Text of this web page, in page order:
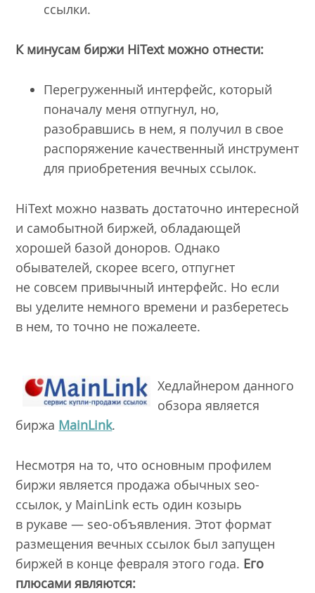
ссылки.
К минусам биржи HiTextможно отнести:
Перегруженный интерфейс, который
поначалу меня отпугнул, но,
разобравшись в нем, я получил в свое
распоряжение качественный инструмент
для приобретения вечных ссылок.
HiText можно назвать достаточно интересной
и самобытной биржей, обладающей
хорошей базой доноров. Однако
обывателей, скорее всего, отпугнет
не совсем привычный интерфейс. Но если
вы уделите немного времени и разберетесь
в нем, то точно не пожалеете.
Хедлайнером данного
обзора является
биржа MainLink.
Несмотря на то, что основным профилем
биржи является продажа обычных seo-
ссылок, у MainLink есть один козырь
в рукаве — seo-объявления. Этот формат
размещения вечных ссылок был запущен
биржей в конце февраля этого года. Его
плюсами являются: